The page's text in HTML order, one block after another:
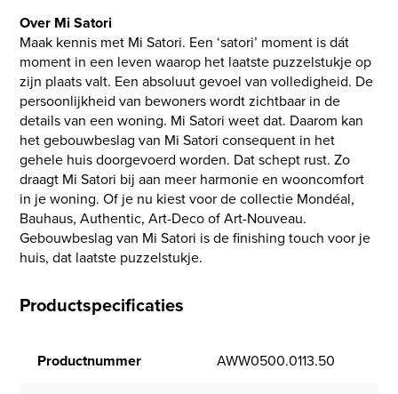
Over Mi Satori
Maak kennis met Mi Satori. Een ‘satori’ moment is dát
moment in een leven waarop het laatste puzzelstukje op
zijn plaats valt. Een absoluut gevoel van volledigheid. De
persoonlijkheid van bewoners wordt zichtbaar in de
details van een woning. Mi Satori weet dat. Daarom kan
het gebouwbeslag van Mi Satori consequent in het
gehele huis doorgevoerd worden. Dat schept rust. Zo
draagt Mi Satori bij aan meer harmonie en wooncomfort
in je woning. Of je nu kiest voor de collectie Mondéal,
Bauhaus, Authentic, Art-Deco of Art-Nouveau.
Gebouwbeslag van Mi Satori is de finishing touch voor je
huis, dat laatste puzzelstukje.
Productspecificaties
Productnummer AWW0500.0113.50